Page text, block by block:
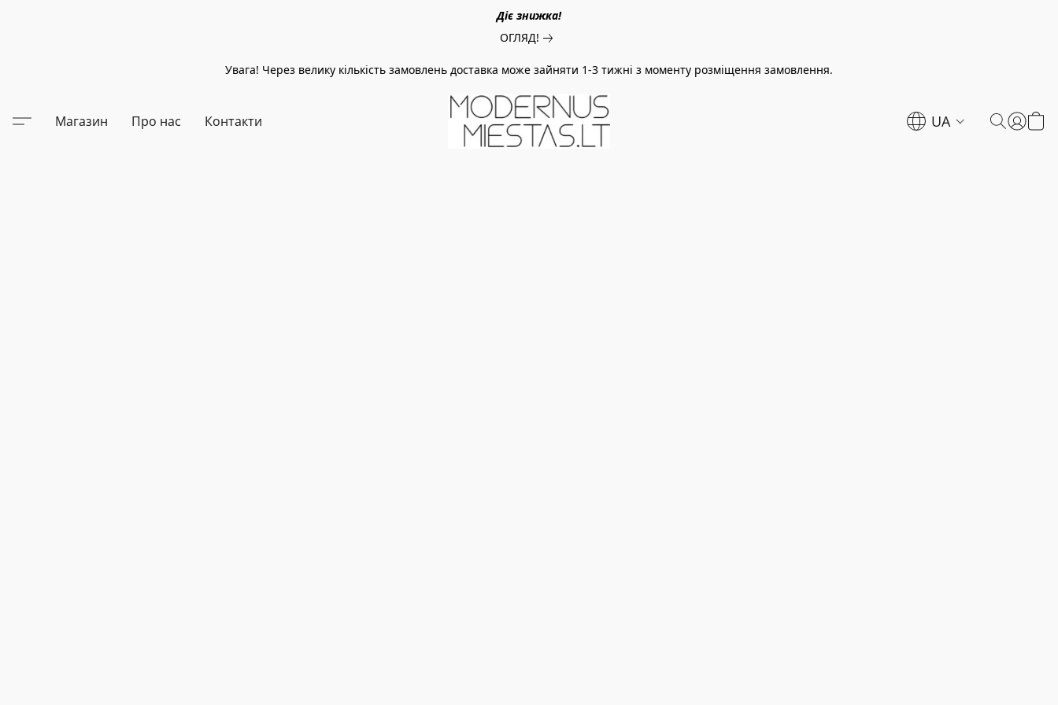
Діє знижка!
ОГЛЯД!
Увага! Через велику кількість замовлень доставка може зайняти 1-3 тижні з моменту розміщення замовлення.
Магазин Про нас Контакти UA